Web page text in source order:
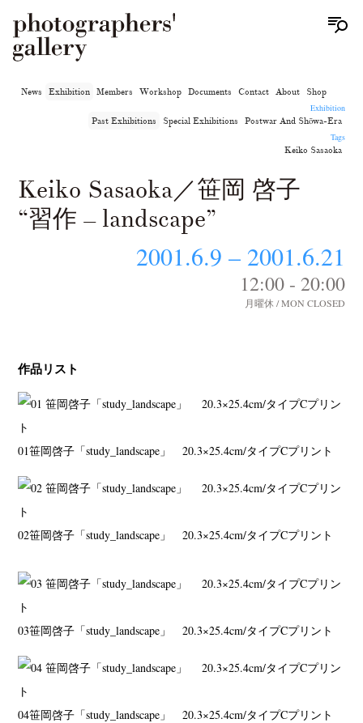
News Exhibition Members Workshop Documents Contact About
Shop
Exhibition
Past Exhibitions
Special Exhibitions
Postwar And Shōwa-Era
Tags
Keiko Sasaoka
Keiko Sasaoka／笹岡 啓子
“習作 – landscape”
2001.6.9 – 2001.6.21
12:00 - 20:00
月曜休 / MON CLOSED
作品リスト
01笹岡啓子「study_landscape」20.3×25.4cm/タイプCプリント
02笹岡啓子「study_landscape」20.3×25.4cm/タイプCプリント
03笹岡啓子「study_landscape」20.3×25.4cm/タイプCプリント
04笹岡啓子「study_landscape」20.3×25.4cm/タイプCプリント